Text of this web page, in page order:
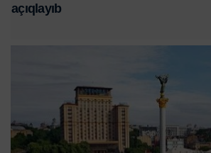
açıqlayıb